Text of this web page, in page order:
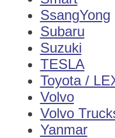
SsangYong
Subaru
Suzuki
TESLA
Toyota /
Volvo
Volvo
Yanmar